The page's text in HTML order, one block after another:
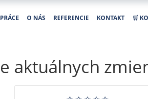
O NÁS REFERENCIE KONTAKT 🛒
aktuálnych